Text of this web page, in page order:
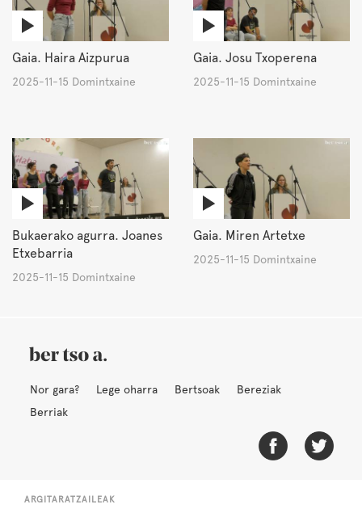
Gaia. Haira Aizpurua
2025-11-15 Domintxaine
Gaia. Josu Txoperena
2025-11-15 Domintxaine
Bukaerako agurra. Joanes
Etxebarria
2025-11-15 Domintxaine
Gaia. Miren Artetxe
2025-11-15 Domintxaine
Nor gara? Lege oharra Bertsoak
Bereziak
Berriak
ARGITARATZAILEAK